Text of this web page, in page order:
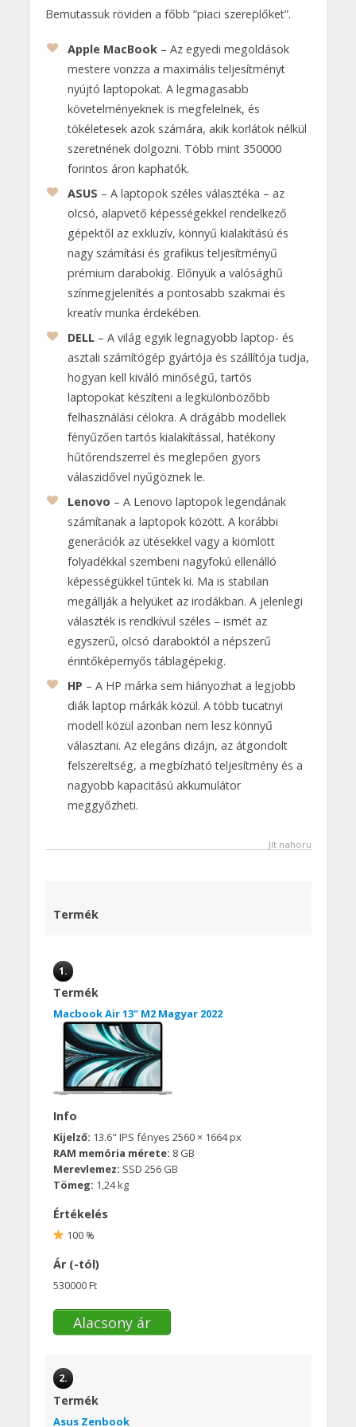
Bemutassuk röviden a főbb “piaci szereplőket”.
Apple MacBook – Az egyedi megoldások
mestere vonzza a maximális teljesítményt
nyújtó laptopokat. A legmagasabb
követelményeknek is megfelelnek, és
tökéletesek azok számára, akik korlátok nélkül
szeretnének dolgozni. Több mint 350000
forintos áron kaphatók.
ASUS – A laptopok széles választéka – az
olcsó, alapvető képességekkel rendelkező
gépektől az exkluzív, könnyű kialakítású és
nagy számítási és grafikus teljesítményű
prémium darabokig. Előnyük a valósághű
színmegjelenítés a pontosabb szakmai és
kreatív munka érdekében.
DELL – A világ egyik legnagyobb laptop- és
asztali számítógép gyártója és szállítója tudja,
hogyan kell kiváló minőségű, tartós
laptopokat készíteni a legkülönbözőbb
felhasználási célokra. A drágább modellek
fényűzően tartós kialakítással, hatékony
hűtőrendszerrel és meglepően gyors
válaszidővel nyűgöznek le.
Lenovo – A Lenovo laptopok legendának
számítanak a laptopok között. A korábbi
generációk az ütésekkel vagy a kiömlött
folyadékkal szembeni nagyfokú ellenálló
képességükkel tűntek ki. Ma is stabilan
megállják a helyüket az irodákban. A jelenlegi
választék is rendkívül széles – ismét az
egyszerű, olcsó daraboktól a népszerű
érintőképernyős táblagépekig.
HP – A HP márka sem hiányozhat a legjobb
diák laptop márkák közül. A több tucatnyi
modell közül azonban nem lesz könnyű
választani. Az elegáns dizájn, az átgondolt
felszereltség, a megbízható teljesítmény és a
nagyobb kapacitású akkumulátor
meggyőzheti.
Jít nahoru
Termék
1.
Termék
Macbook Air 13" M2 Magyar 2022
Info
Kijelző: 13.6" IPS fényes 2560 × 1664 px
RAM memória mérete: 8 GB
Merevlemez: SSD 256 GB
Tömeg: 1,24 kg
Értékelés
100 %
Ár (-tól)
530000 Ft
Alacsony ár
2.
Termék
Asus Zenbook